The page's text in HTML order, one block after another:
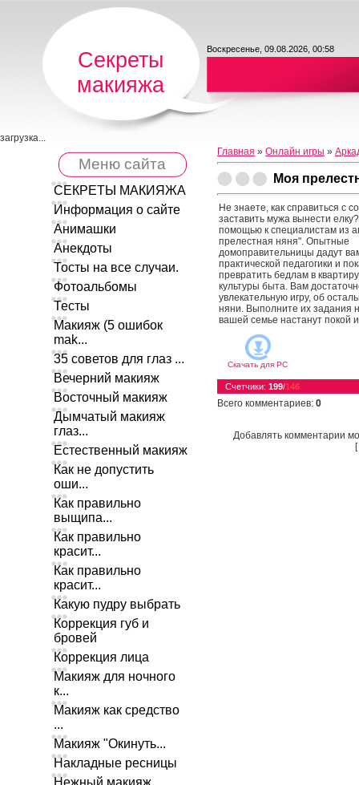
Секреты
макияжа
Воскресенье, 09.08.2026, 00:58
загрузка...
Меню сайта
СЕКРЕТЫ МАКИЯЖА
Информация о сайте
Анимашки
Анекдоты
Тосты на все случаи.
Фотоальбомы
Тесты
Макияж (5 ошибок
mak...
35 советов для глаз ...
Вечерний макияж
Восточный макияж
Дымчатый макияж
глаз...
Естественный макияж
Как не допустить
оши...
Как правильно
выщипа...
Как правильно
красит...
Как правильно
красит...
Какую пудру выбрать
Коррекция губ и
бровей
Коррекция лица
Макияж для ночного
к...
Макияж как средство
...
Макияж "Окинуть...
Накладные ресницы
Нежный макияж
Главная » Онлайн игры »
Моя
Не знаете, как справиться с
заставить мужа вынести
помощью к специалистам из
прелестная няня". Опытные
домоправительницы дадут
практической педагогики и
превратить бедлам в
культуры быта. Вам
увлекательную игру, об
няни. Выполните их задания
вашей семье настанут покой
Скачать для PC
Счетчики: 199/146
Всего комментариев: 0
Добавлять комментарии
[